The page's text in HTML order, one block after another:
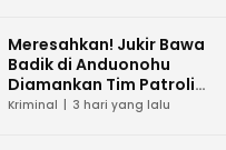
Meresahkan! Jukir Bawa
Badik di Anduonohu
Diamankan Tim Patroli
Polresta Kendari
Kriminal 3 hari yang lalu